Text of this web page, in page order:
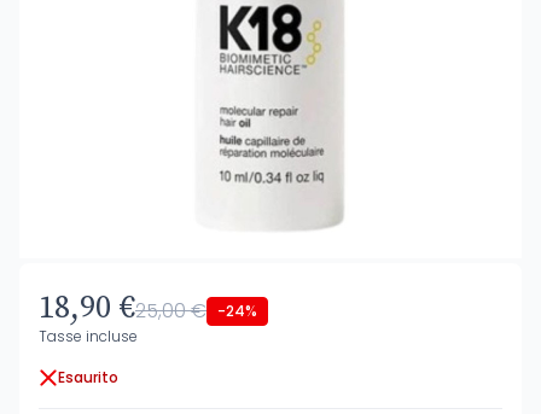
18,90 €25,00 € -24%
Tasse incluse
Esaurito